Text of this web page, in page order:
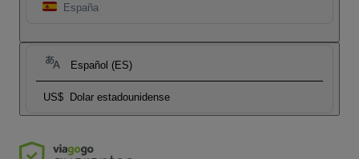
España
Español (ES)
US$ Dolar estadounidense